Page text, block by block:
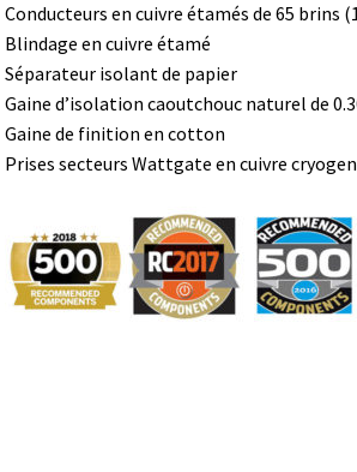
Conducteurs en cuivre étamés de 65 brins
Blindage en cuivre étamé
Séparateur isolant de papier
Gaine d’isolation caoutchouc naturel de
Gaine de finition en cotton
Prises secteurs Wattgate en cuivre